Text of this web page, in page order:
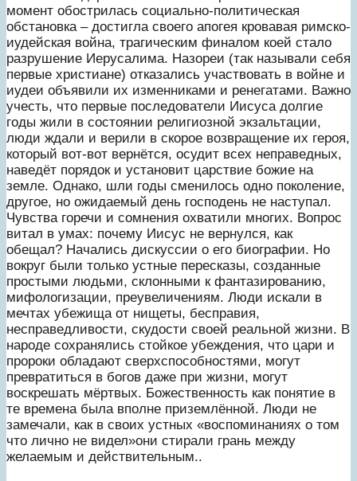
момент обострилась социально-политическая
обстановка – достигла своего апогея кровавая римско-
иудейская война, трагическим финалом коей стало
разрушение Иерусалима. Назореи (так называли себя
первые христиане) отказались участвовать в войне и
иудеи объявили их изменниками и ренегатами. Важно
учесть, что первые последователи Иисуса долгие
годы жили в состоянии религиозной экзальтации,
люди ждали и верили в скорое возвращение их героя,
который вот-вот вернётся, осудит всех неправедных,
наведёт порядок и установит царствие божие на
земле. Однако, шли годы сменилось одно поколение,
другое, но ожидаемый день господень не наступал.
Чувства горечи и сомнения охватили многих. Вопрос
витал в умах: почему Иисус не вернулся, как
обещал? Начались дискуссии о его биографии. Но
вокруг были только устные пересказы, созданные
простыми людьми, склонными к фантазированию,
мифологизации, преувеличениям. Люди искали в
мечтах убежища от нищеты, бесправия,
несправедливости, скудости своей реальной жизни. В
народе сохранялись стойкое убеждения, что цари и
пророки обладают сверхспособностями, могут
превратиться в богов даже при жизни, могут
воскрешать мёртвых. Божественность как понятие в
те времена была вполне приземлённой. Люди не
замечали, как в своих устных «воспоминаниях о том
что лично не видел»они стирали грань между
желаемым и действительным..